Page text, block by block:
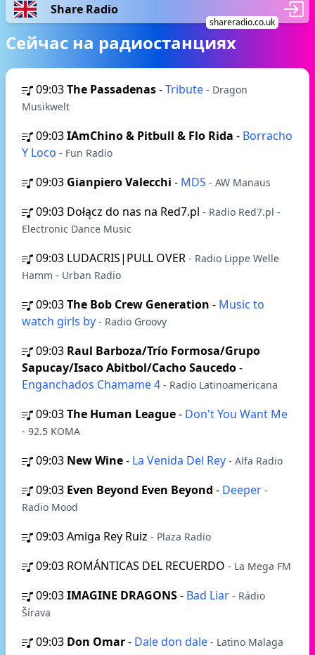
Share Radio
shareradio.co.uk
Сейчас на радиостанциях
09:03The Passadenas-Tribute - Dragon
Musikwelt
09:03IAmChino & Pitbull & Flo Rida - Borracho
Y Loco - Fun Radio
09:03 Gianpiero Valecchi - MDS - AW Manaus
09:03 Dołącz do nas na Red7.pl - Radio Red7.pl -
Electronic Dance Music
09:03 LUDACRIS|PULL OVER - Radio Lippe Welle
Hamm - Urban Radio
09:03The Bob Crew Generation - Music to
watch girls by - Radio Groovy
09:03 Raul Barboza/Trío Formosa/Grupo
Sapucay/Isaco Abitbol/Cacho Saucedo-
Enganchados Chamame 4 - Radio Latinoamericana
09:03The Human League- Don't You Want Me
- 92.5 KOMA
09:03 New Wine- La Venida Del Rey - Alfa Radio
09:03 Even Beyond Even Beyond - Deeper -
Radio Mood
09:03Amiga Rey Ruiz - Plaza Radio
09:03 ROMÁNTICAS DEL RECUERDO - La Mega FM
09:03IMAGINE DRAGONS- Bad Liar - Rádio
Šírava
09:03 Don Omar- Dale don dale - Latino Malaga